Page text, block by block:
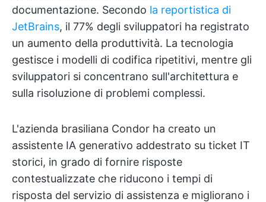
documentazione. Secondo la reportistica di
JetBrains, il 77% degli sviluppatori ha registrato
un aumento della produttività. La tecnologia
gestisce i modelli di codifica ripetitivi, mentre gli
sviluppatori si concentrano sull'architettura e
sulla risoluzione di problemi complessi.
L'azienda brasiliana Condor ha creato un
assistente IA generativo addestrato su ticket IT
storici, in grado di fornire risposte
contestualizzate che riducono i tempi di
risposta del servizio di assistenza e migliorano i